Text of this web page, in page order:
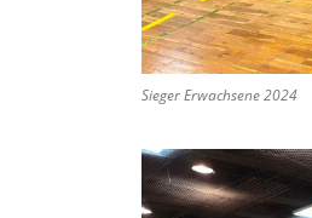
Sieger Erwachsene 2024